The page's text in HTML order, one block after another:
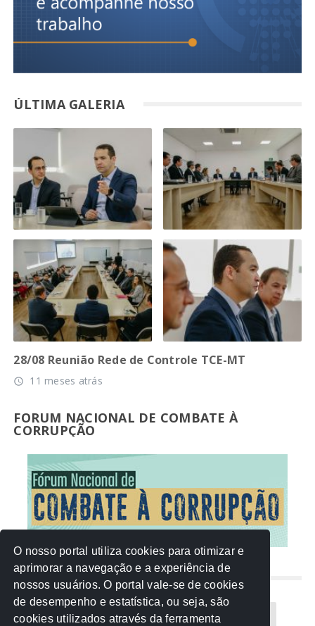
ÚLTIMA GALERIA
28/08 Reunião Rede de Controle TCE-MT
access_time 11 meses atrás
FORUM NACIONAL DE COMBATE À
CORRUPÇÃO
NUVEM DE TAGS
Acontece na Rede AGU AMM
O nosso portal utiliza cookies para otimizar e
aprimorar a navegação e a experiência de
nossos usuários. O portal vale-se de cookies
de desempenho e estatística, ou seja, são
cookies utilizados através da ferramenta